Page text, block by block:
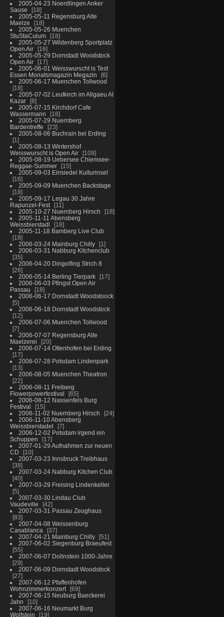
2005-04-23 Noerdlingen Anker
Sause
18
2005-05-11 Regensburg Alte
Maelze
18
2005-05-26 Muenchen
StuStaCulum
18
2005-05-27 Wildenberg Sportplatz
Open Air
16
2005-05-29 Dornstadt Woodstock
Open Air
17
2005-06-01 Weisswurscht is Test
Essen Monatsmagazin Megazin
6
2005-06-17 Muenchen Tollwood
18
2005-07-02 Leutkirch im Allgaeu Al
Kazar
8
2005-07-15 Kirchdorf Cafe
Wassermann
18
2005-07-29 Nuernberg
Bardentreffe
23
2005-08-06 Buchrain bei Erding
1
2005-08-13 Wintershof
Weisswurscht is Open Air
109
2005-08-19 Uebersee Chiemsee-
Reggae-Summer
15
2005-09-03 Einsiedel Kulturinsel
16
2005-09-09 Muenchen Backstage
18
2005-09-17 Legau 30 Jahre
Rapunzel-Fest
11
2005-10-27 Nuernberg Hirsch
18
2005-11-11 Abensberg
Weissbierstadl
18
2005-11-18 Bamberg Live Club
18
2006-03-24 Mainburg Chilly
1
2006-03-31 Nabburg Kitchenclub
35
2006-04-20 Dingolfing Strich 8
26
2006-05-14 Berling Tierpark
17
2006-06-03 Pfingst Open Air
Passau
18
2006-06-17 Dornstadt Woodstoock
5
2006-06-18 Dornstadt Woodstock
12
2006-07-06 Muenchen Tollwood
7
2006-07-07 Regensburg Alte
Maelzerei
20
2006-07-14 Ottenhofen bei Erding
17
2006-07-28 Potsdam Lindenpark
13
2006-08-05 Muenchen Theatron
22
2006-08-11 Freiberg
Flowerpowerfestival
65
2006-08-12 Nassenfels Burg
Festival
15
2006-11-02 Nuernberg Hirsch
24
2006-11-10 Abensberg
Weissbierstadel
7
2006-12-02 Potsdam irgend ein
Schuppen
17
2007-01-29 Aufnahmen zur neuen
CD
10
2007-03-23 Innsbruck Treibhaus
38
2007-03-24 Nabburg Kitchen Club
40
2007-03-29 Freising Lindenkeller
5
2007-03-30 Lindau Club
Vaudeville
42
2007-03-31 Passau Zeughaus
83
2007-04-08 Weissenburg
Casablanca
37
2007-04-21 Mainburg Chilly
51
2007-06-02 Siegenburg Braeufest
55
2007-06-07 Dollnstein 1000-Jahre
29
2007-06-09 Dornstadt Woodstock
27
2007-06-12 Pfaffenhofen
Wohnzimmerkonzert
69
2007-06-15 Neuburg Baeckerei
Jahn
10
2007-06-16 Neumarkt Burg
Wolfstein
19